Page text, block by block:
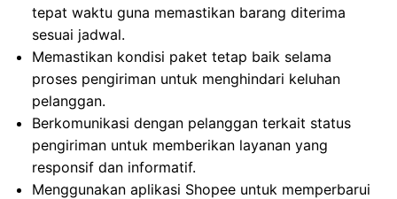
tepat waktu guna memastikan barang diterima
sesuai jadwal.
Memastikan kondisi paket tetap baik selama
proses pengiriman untuk menghindari keluhan
pelanggan.
Berkomunikasi dengan pelanggan terkait status
pengiriman untuk memberikan layanan yang
responsif dan informatif.
Menggunakan aplikasi Shopee untuk memperbarui